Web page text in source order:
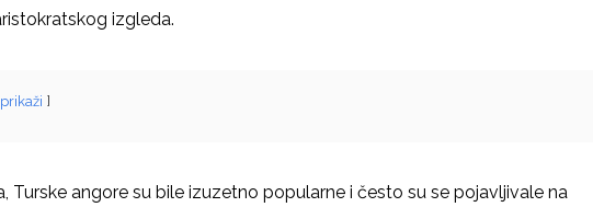
izgleda.
prikaži
Turske angore su bile izuzetno popularne i često su se pojavljivale na